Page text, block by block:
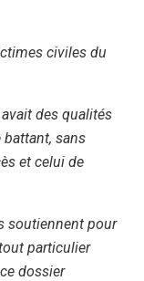
civiles du
des qualités
sans
et celui de
soutiennent pour
particulier
dossier